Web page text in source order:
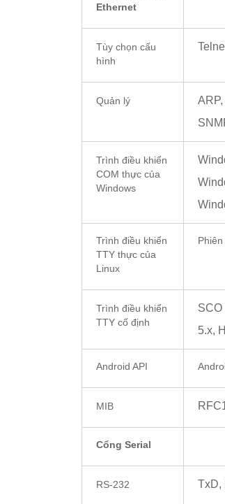
Ethernet
Tùy chọn cấu
hình
Quản lý
Trình điều khiển
COM thực của
Windows
Trình điều khiển
TTY thực của
Linux
Trình điều khiển
TTY cố định
SCO
5.x,
Android API
MIB
Cổng Serial
RS-232 TxD,